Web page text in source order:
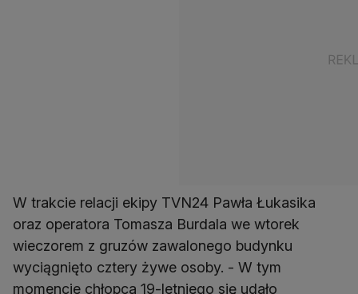
W trakcie relacji ekipy TVN24 Pawła Łukasika
oraz operatora Tomasza Burdala we wtorek
wieczorem z gruzów zawalonego budynku
wyciągnięto cztery żywe osoby. - W tym
momencie chłopca 19-letniego się udało